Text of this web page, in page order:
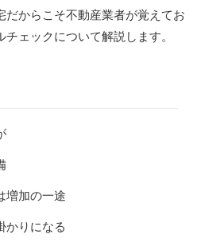
だからこそ不動産業者が覚えてお
ェックについて解説します。
増加の一途
かりになる